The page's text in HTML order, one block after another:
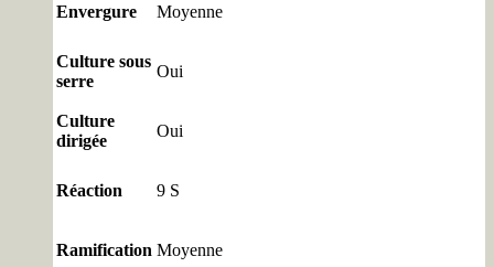
Envergure Moyenne
Culture sous
serre
Oui
Culture
dirigée
Oui
Réaction 9 S
Ramification Moyenne